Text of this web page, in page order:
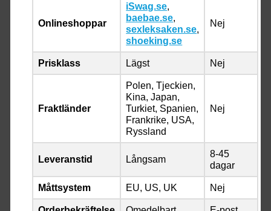
Onlineshoppar
iSwag.se,
baebae.se,
sexleksaken.se,
shoeking.se
Nej
Prisklass Lägst Nej
Fraktländer
Polen, Tjeckien,
Kina, Japan,
Turkiet, Spanien,
Frankrike, USA,
Ryssland
Nej
Leveranstid Långsam
8-45
dagar
Måttsystem EU, US, UK Nej